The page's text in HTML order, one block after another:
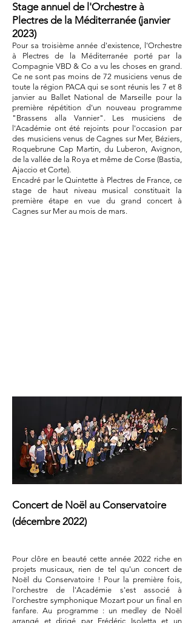
Stage annuel de l'Orchestre à
Plectres de la Méditerranée (janvier
2023)
Pour sa troisième année d'existence, l'Orchestre
à Plectres de la Méditerranée porté par la
Compagnie VBD & Co a vu les choses en grand.
Ce ne sont pas moins de 72 musiciens venus de
toute la région PACA qui se sont réunis les 7 et 8
janvier au Ballet National de Marseille pour la
première répétition d'un nouveau programme
"Brassens alla Vannier". Les musiciens de
l'Académie ont été rejoints pour l'occasion par
des musiciens venus de Cagnes sur Mer, Béziers,
Roquebrune Cap Martin, du Luberon, Avignon,
de la vallée de la Roya et même de Corse (Bastia,
Ajaccio et Corte).
Encadré par le Quintette à Plectres de France, ce
stage de haut niveau musical constituait la
première étape en vue du grand concert à
Cagnes sur Mer au mois de mars.
Concert de Noël au Conservatoire
(décembre 2022)
Pour clôre en beauté cette année 2022 riche en
projets musicaux, rien de tel qu'un concert de
Noël du Conservatoire ! Pour la première fois,
l'orchestre de l'Académie s'est associé à
l'orchestre symphonique Mozart pour un final en
fanfare. Au programme : un medley de Noël
arrangé et dirigé par Frédéric Isoletta et un